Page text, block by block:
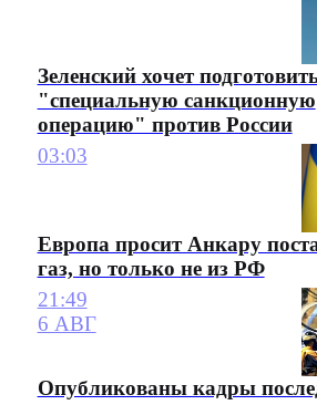
Зеленский хочет
"специальную санкционную
операцию" против России
03:03
Европа просит Анкару
газ, но только не из РФ
21:49
6 АВГ
Опубликованы кадры